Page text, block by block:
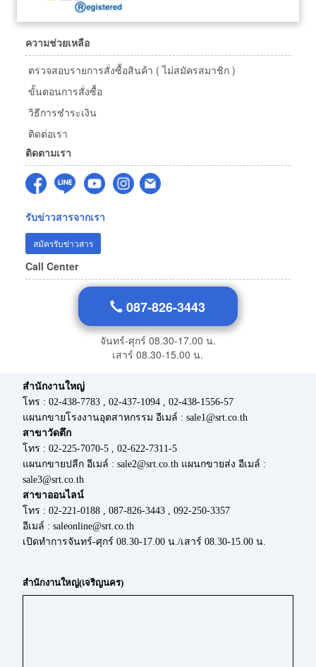
ความช่วยเหลือ
ตรวจสอบรายการสั่งซื้อสินค้า ( ไม่สมัครสมาชิก )
ขั้นตอนการสั่งซื้อ
วิธีการชำระเงิน
ติดต่อเรา
ติดตามเรา
รับข่าวสารจากเรา
สมัครรับข่าวสาร
Call Center
087-826-3443
จันทร์-ศุกร์ 08.30-17.00 น.
เสาร์ 08.30-15.00 น.
สำนักงานใหญ่
โทร : 02-438-7783 , 02-437-1094 , 02-438-1556-57
แผนกขายโรงงานอุตสาหกรรม อีเมล์ : sale1@srt.co.th
สาขาวัดตึก
โทร : 02-225-7070-5 , 02-622-7311-5
แผนกขายปลีก อีเมล์ : sale2@srt.co.th แผนกขายส่ง อีเมล์ :
sale3@srt.co.th
สาขาออนไลน์
โทร : 02-221-0188 , 087-826-3443 , 092-250-3357
อีเมล์ : saleonline@srt.co.th
เปิดทำการจันทร์-ศุกร์ 08.30-17.00 น./เสาร์ 08.30-15.00 น.
สำนักงานใหญ่(เจริญนคร)